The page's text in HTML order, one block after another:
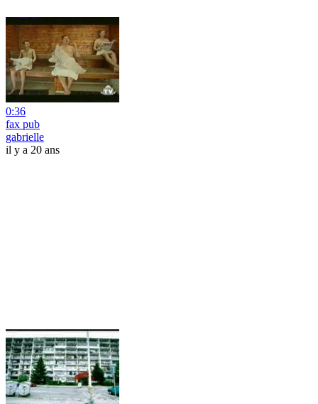
0:36
fax pub
gabrielle
il y a 20 ans